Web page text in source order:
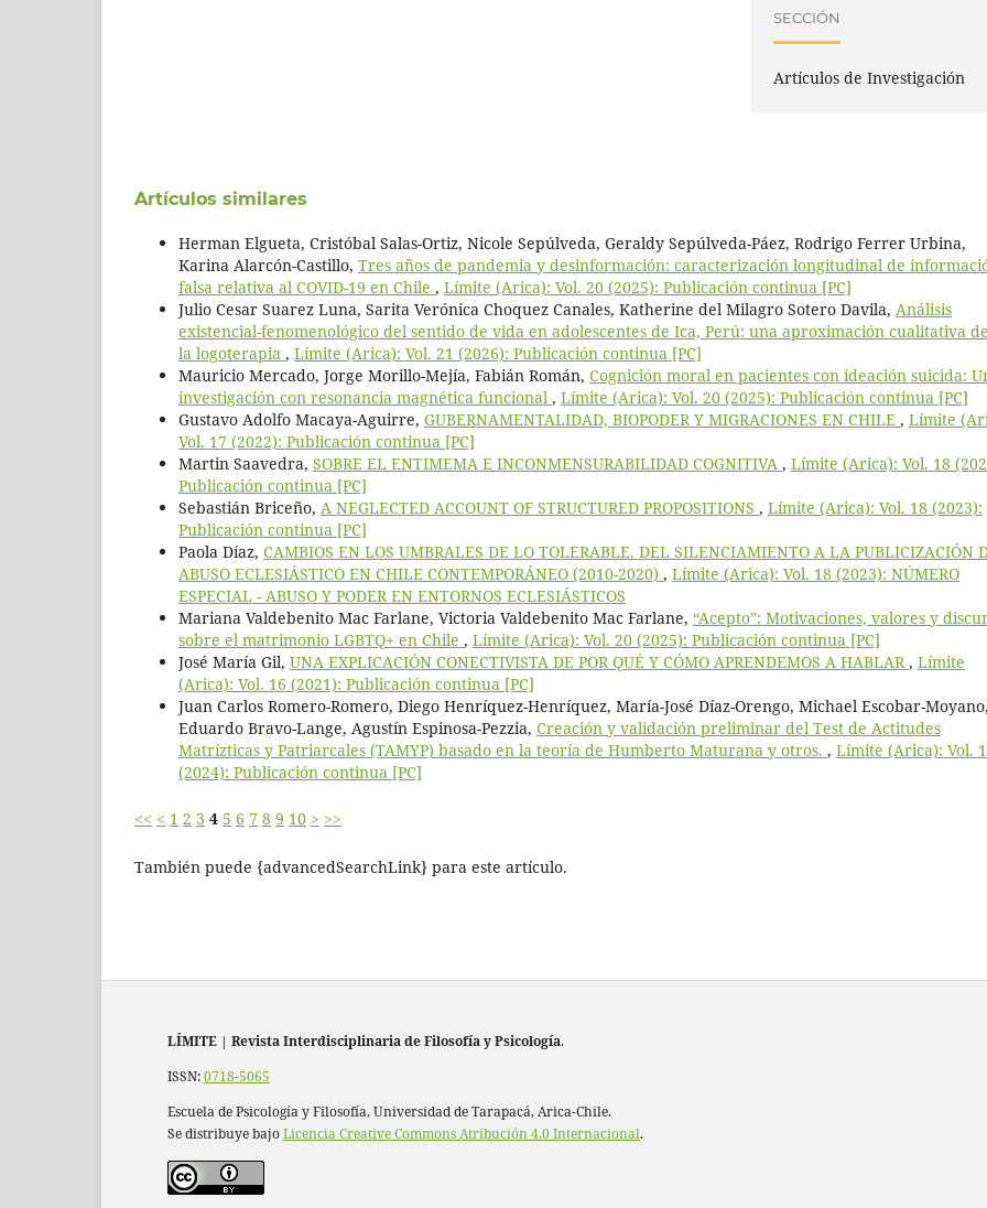
SECCIÓN
Artículos de Investigación
Artículos similares
Herman Elgueta, Cristóbal Salas-Ortiz, Nicole Sepúlveda, Geraldy Sepúlveda-Páez, Rodrigo Ferrer Urbina,
Karina Alarcón-Castillo, Tres años de pandemia y desinformación: caracterización longitudinal de
falsa relativa al COVID-19 en Chile , Límite (Arica): Vol. 20 (2025): Publicación continua [PC]
Julio Cesar Suarez Luna, Sarita Verónica Choquez Canales, Katherine del Milagro Sotero Davila, Análisis
existencial-fenomenológico del sentido de vida en adolescentes de Ica, Perú: una aproximación cualitativa
la logoterapia , Límite (Arica): Vol. 21 (2026): Publicación continua [PC]
Mauricio Mercado, Jorge Morillo-Mejía, Fabián Román, Cognición moral en pacientes con ideación suicida:
investigación con resonancia magnética funcional , Límite (Arica): Vol. 20 (2025): Publicación continua [PC]
Gustavo Adolfo Macaya-Aguirre, GUBERNAMENTALIDAD, BIOPODER Y MIGRACIONES EN CHILE , Límite
Vol. 17 (2022): Publicación continua [PC]
Martin Saavedra, SOBRE EL ENTIMEMA E INCONMENSURABILIDAD COGNITIVA , Límite (Arica): Vol. 18
Publicación continua [PC]
Sebastián Briceño, A NEGLECTED ACCOUNT OF STRUCTURED PROPOSITIONS , Límite (Arica): Vol. 18 (2023):
Publicación continua [PC]
Paola Díaz, CAMBIOS EN LOS UMBRALES DE LO TOLERABLE. DEL SILENCIAMIENTO A LA PUBLICIZACIÓN
ABUSO ECLESIÁSTICO EN CHILE CONTEMPORÁNEO (2010-2020) , Límite (Arica): Vol. 18 (2023): NÚMERO
ESPECIAL - ABUSO Y PODER EN ENTORNOS ECLESIÁSTICOS
Mariana Valdebenito Mac Farlane, Victoria Valdebenito Mac Farlane, “Acepto”: Motivaciones, valores y
sobre el matrimonio LGBTQ+ en Chile , Límite (Arica): Vol. 20 (2025): Publicación continua [PC]
José María Gil, UNA EXPLICACIÓN CONECTIVISTA DE POR QUÉ Y CÓMO APRENDEMOS A HABLAR , Límite
(Arica): Vol. 16 (2021): Publicación continua [PC]
Juan Carlos Romero-Romero, Diego Henríquez-Henríquez, María-José Díaz-Orengo, Michael Escobar-
Eduardo Bravo-Lange, Agustín Espinosa-Pezzia, Creación y validación preliminar del Test de Actitudes
Matrízticas y Patriarcales (TAMYP) basado en la teoría de Humberto Maturana y otros. , Límite (Arica): Vol.
(2024): Publicación continua [PC]
<< < 1 2 3 4 5 6 7 8 9 10 > >>
También puede {advancedSearchLink} para este artículo.
LÍMITE | Revista Interdisciplinaria de Filosofía y Psicología.
ISSN:0718-5065
Escuela de Psicología y Filosofía, Universidad de Tarapacá, Arica-Chile.
Se distribuye bajoLicencia Creative Commons Atribución 4.0 Internacional.